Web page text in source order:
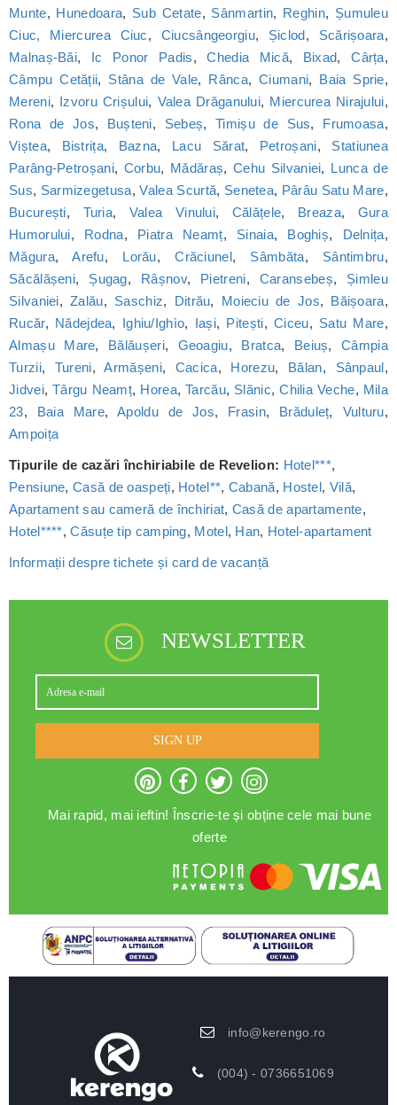
Munte, Hunedoara, Sub Cetate, Sânmartin, Reghin, Șumuleu
Ciuc, Miercurea Ciuc, Ciucsângeorgiu, Șiclod, Scărișoara,
Malnaș-Băi, Ic Ponor Padis,Chedia Mică, Bixad,Cârța,
Câmpu Cetății, Stâna de Vale, Rânca,Ciumani, Baia Sprie,
Mereni, Izvoru Crișului, Valea Drăganului, Miercurea Nirajului,
Rona de Jos, Bușteni, Sebeș, Timișu de Sus, Frumoasa,
Viștea, Bistrița, Bazna, Lacu Sărat, Petroșani, Statiunea
Parâng-Petroșani, Corbu, Mădăraș, Cehu Silvaniei, Lunca de
Sus, Sarmizegetusa,Valea Scurtă, Senetea, Pârâu Satu Mare,
București, Turia, Valea Vinului, Călățele, Breaza, Gura
Humorului, Rodna, Piatra Neamț, Sinaia, Boghiș, Delnița,
Măgura,Arefu, Lorău,Crăciunel, Sâmbăta, Sântimbru,
Săcălășeni, Șugag, Râșnov, Pietreni, Caransebeș, Șimleu
Silvaniei,Zalău, Saschiz, Ditrău, Moieciu de Jos, Băișoara,
Rucăr, Nădejdea, Ighiu/Ighìo, Iași, Pitești,Ciceu, Satu Mare,
Almașu Mare, Bălăușeri, Geoagiu, Bratca, Beiuș,Câmpia
Turzii, Tureni,Armășeni, Cacica, Horezu, Bălan, Sânpaul,
Jidvei,Târgu Neamț, Horea,Tarcău, Slănic,Chilia Veche, Mila
23, Baia Mare,Apoldu de Jos, Frasin, Brăduleț, Vulturu,
Ampoița
Tipurile de cazări închiriabile de Revelion: Hotel***,
Pensiune,Casă de oaspeți, Hotel**, Cabană, Hostel, Vilă,
Apartament sau cameră de închiriat, Casă de apartamente,
Hotel****,Căsuțe tip camping, Motel, Han, Hotel-apartament
Informații despre tichete și card de vacanță
NEWSLETTER
SIGN UP
Mai rapid, mai ieftin! Înscrie-te și obține cele mai bune
oferte
info@kerengo.ro
(004) - 0736651069